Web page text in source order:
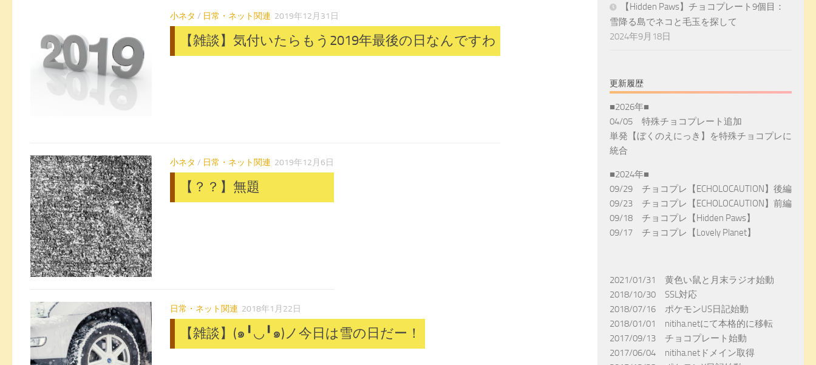
小ネタ / 日常・ネット関連 2019年12月31日
【雑談】気付いたらもう2019年最後の日なんですわ
小ネタ / 日常・ネット関連 2019年12月6日
【？？】無題
日常・ネット関連 2018年1月22日
【雑談】(๑╹◡╹๑)ノ今日は雪の日だー！
【Hidden Paws】チョコプレート9個目：
雪降る島でネコと毛玉を探して
2024年9月18日
更新履歴
■2026年■
04/05 特殊チョコプレート追加
単発【ぼくのえにっき】を特殊チョコプレに
統合
■2024年■
09/29 チョコプレ【ECHOLOCAUTION】後編
09/23 チョコプレ【ECHOLOCAUTION】前編
09/18 チョコプレ【Hidden Paws】
09/17 チョコプレ【Lovely Planet】
2021/01/31 黄色い鼠と月末ラジオ始動
2018/10/30 SSL対応
2018/07/16 ポケモンUS日記始動
2018/01/01 nitiha.netにて本格的に移転
2017/09/13 チョコプレート始動
2017/06/04 nitiha.netドメイン取得